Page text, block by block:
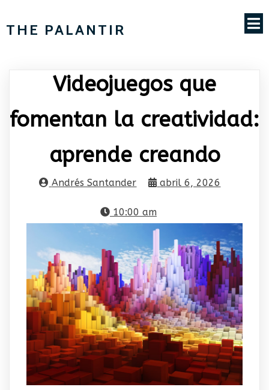
THE PALANTIR
Videojuegos que
fomentan la creatividad:
aprende creando
Andrés Santander abril 6, 2026
10:00 am